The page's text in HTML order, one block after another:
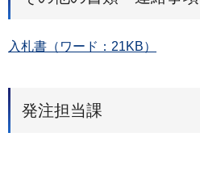
入札書（ワード：21KB）
発注担当課